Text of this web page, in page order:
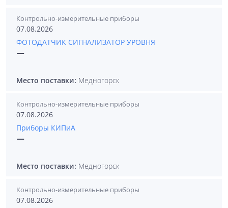
Контрольно-измерительные приборы
07.08.2026
ФОТОДАТЧИК СИГНАЛИЗАТОР УРОВНЯ
—
Место поставки: Медногорск
Контрольно-измерительные приборы
07.08.2026
Приборы КИПиА
—
Место поставки: Медногорск
Контрольно-измерительные приборы
07.08.2026